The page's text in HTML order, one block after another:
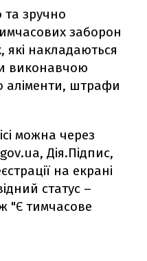
та зручно
заборон
які накладаються
виконавчою
аліменти, штрафи
можна через
Дія.Підпис,
на екрані
статус –
"Є тимчасове